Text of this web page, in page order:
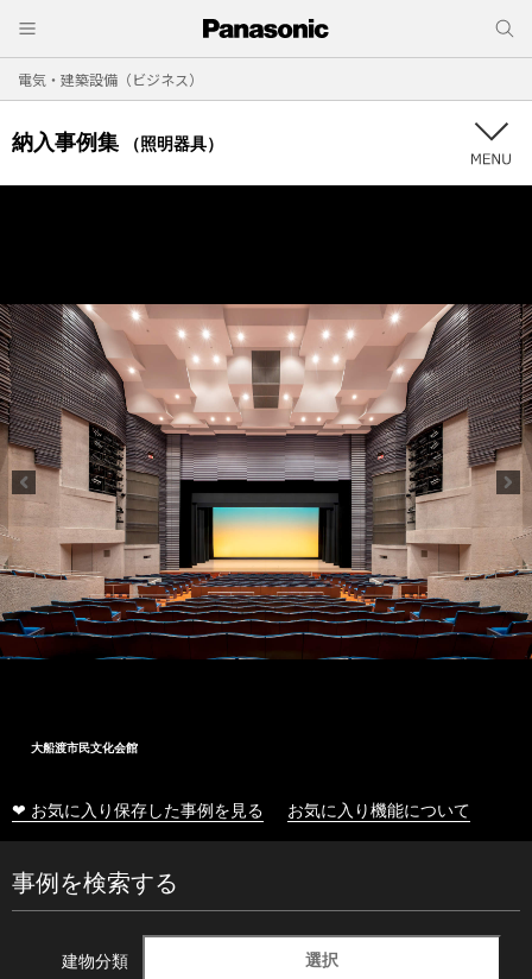
電気・建築設備（ビジネス）
納入事例集 （照明器具）
大船渡市民文化会館
❤ お気に入り保存した事例を見る お気に入り機能について
事例を検索する
建物分類 選択